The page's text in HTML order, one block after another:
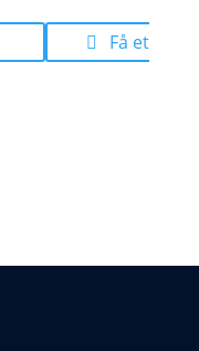
Få et